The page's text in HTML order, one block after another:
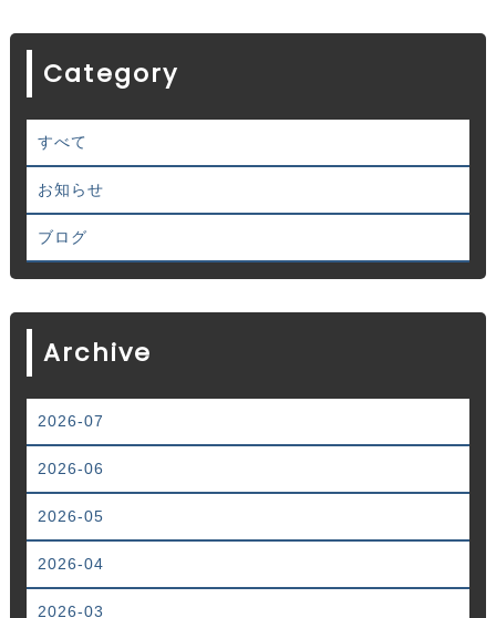
Category
すべて
お知らせ
ブログ
Archive
2026-07
2026-06
2026-05
2026-04
2026-03